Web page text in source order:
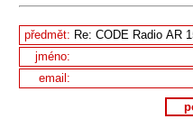
předmět:
jméno:
email: